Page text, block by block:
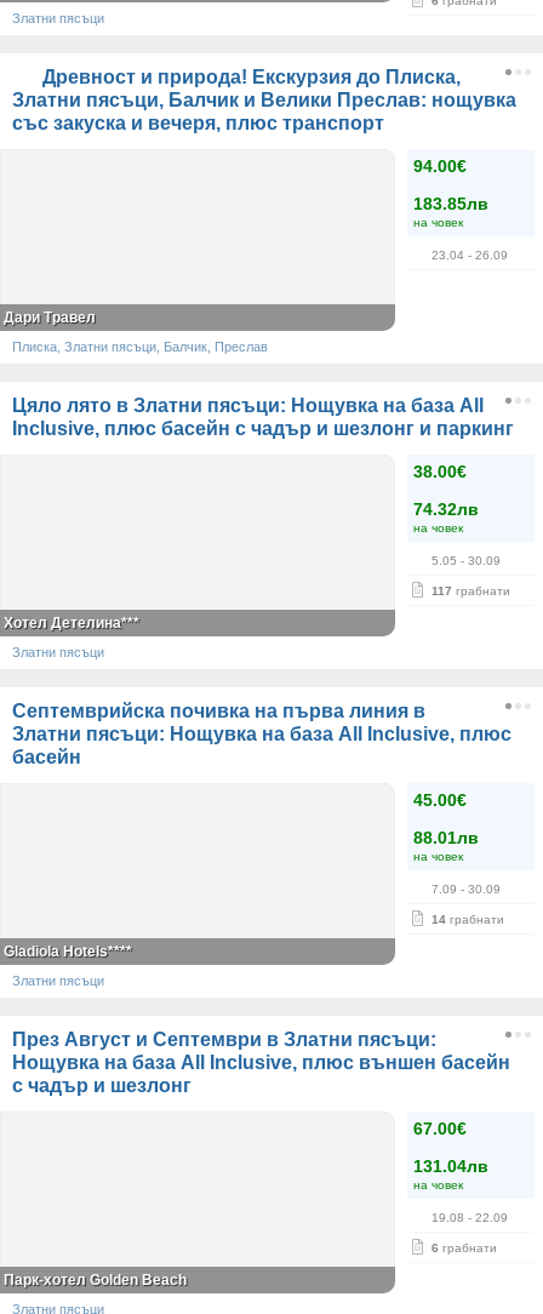
Златни пясъци
Древност и природа! Екскурзия до Плиска,
Златни пясъци, Балчик и Велики Преслав: нощувка
със закуска и вечеря, плюс транспорт
94.00€
183.85лв
на човек
23.04 - 26.09
Дари Травел
Плиска, Златни пясъци, Балчик, Преслав
Цяло лято в Златни пясъци: Нощувка на база All
Inclusive, плюс басейн с чадър и шезлонг и паркинг
38.00€
74.32лв
на човек
5.05 - 30.09
117 грабнати
Хотел Детелина***
Златни пясъци
Септемврийска почивка на първа линия в
Златни пясъци: Нощувка на база All Inclusive, плюс
басейн
45.00€
88.01лв
на човек
7.09 - 30.09
14 грабнати
Gladiola Hotels****
Златни пясъци
През Август и Септември в Златни пясъци:
Нощувка на база All Inclusive, плюс външен басейн
с чадър и шезлонг
67.00€
131.04лв
на човек
19.08 - 22.09
6 грабнати
Парк-хотел Golden Beach
Златни пясъци